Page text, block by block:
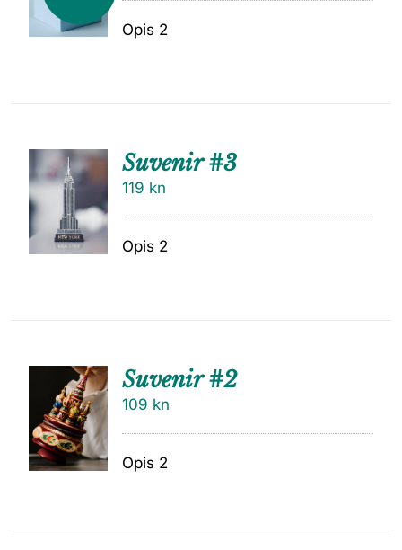
Opis 2
DODAJ
Suvenir #3
119 kn
Opis 2
DODAJ
U
KOŠARI
CU
Suvenir #2
109 kn
Opis 2